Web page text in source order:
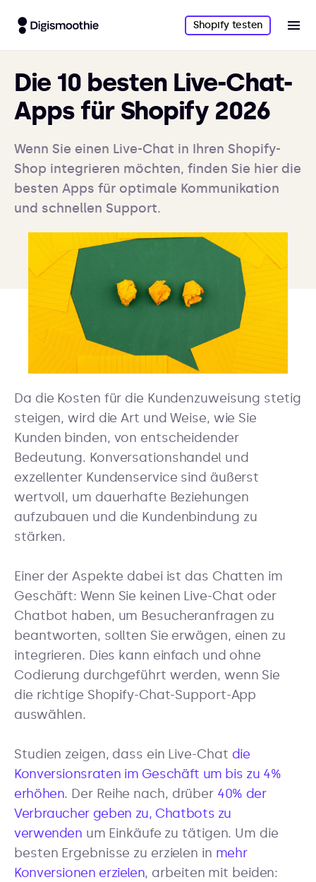
Shopify testen
Die 10 besten Live-Chat-
Apps für Shopify 2026
Wenn Sie einen Live-Chat in Ihren Shopify-
Shop integrieren möchten, finden Sie hier die
besten Apps für optimale Kommunikation
und schnellen Support.
Da die Kosten für die Kundenzuweisung stetig
steigen, wird die Art und Weise, wie Sie
Kunden binden, von entscheidender
Bedeutung. Konversationshandel und
exzellenter Kundenservice sind äußerst
wertvoll, um dauerhafte Beziehungen
aufzubauen und die Kundenbindung zu
stärken.
Einer der Aspekte dabei ist das Chatten im
Geschäft: Wenn Sie keinen Live-Chat oder
Chatbot haben, um Besucheranfragen zu
beantworten, sollten Sie erwägen, einen zu
integrieren. Dies kann einfach und ohne
Codierung durchgeführt werden, wenn Sie
die richtige Shopify-Chat-Support-App
auswählen.
Studien zeigen, dass ein Live-Chat die
Konversionsraten im Geschäft um bis zu 4%
erhöhen. Der Reihe nach, drüber 40% der
Verbraucher geben zu, Chatbots zu
verwenden um Einkäufe zu tätigen. Um die
besten Ergebnisse zu erzielen in mehr
Konversionen erzielen, arbeiten mit beiden: